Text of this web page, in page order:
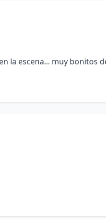
la escena... muy bonitos